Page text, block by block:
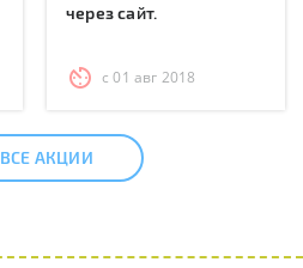
через сайт.
с 01 авг 2018
ВСЕ АКЦИИ